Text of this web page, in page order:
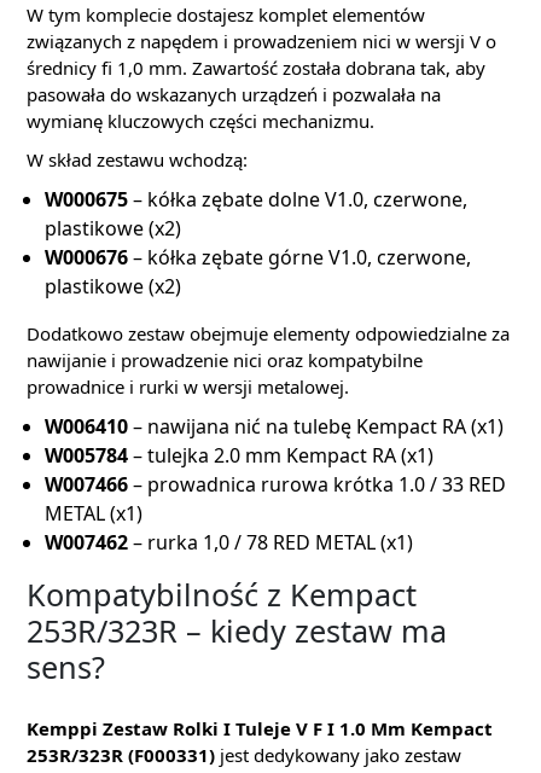
W tym komplecie dostajesz komplet elementów
związanych z napędem i prowadzeniem nici w wersji V o
średnicy fi 1,0 mm. Zawartość została dobrana tak, aby
pasowała do wskazanych urządzeń i pozwalała na
wymianę kluczowych części mechanizmu.
W skład zestawu wchodzą:
W000675– kółka zębate dolne V1.0, czerwone,
plastikowe (x2)
W000676– kółka zębate górne V1.0, czerwone,
plastikowe (x2)
Dodatkowo zestaw obejmuje elementy odpowiedzialne za
nawijanie i prowadzenie nici oraz kompatybilne
prowadnice i rurki w wersji metalowej.
W006410– nawijana nić na tulebę Kempact RA (x1)
W005784– tulejka 2.0 mm Kempact RA (x1)
W007466– prowadnica rurowa krótka 1.0 / 33 RED
METAL (x1)
W007462– rurka 1,0 / 78 RED METAL (x1)
Kompatybilność z Kempact
253R/323R – kiedy zestaw ma
sens?
Kemppi Zestaw Rolki I Tuleje V F I 1.0 Mm Kempact
253R/323R (F000331) jest dedykowany jako zestaw